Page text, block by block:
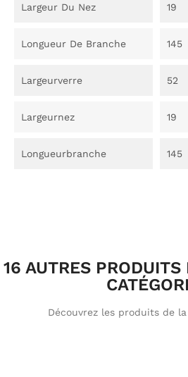
Largeur Du Nez 19
Longueur De Branche 145
Largeurverre 52
Largeurnez 19
Longueurbranche 145
16 AUTRES
Découvrez les produits de